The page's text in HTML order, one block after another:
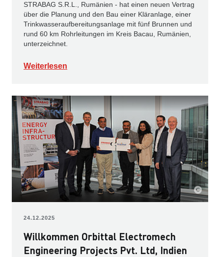
STRABAG S.R.L., Rumänien - hat einen neuen Vertrag
über die Planung und den Bau einer Kläranlage, einer
Trinkwasseraufbereitungsanlage mit fünf Brunnen und
rund 60 km Rohrleitungen im Kreis Bacau, Rumänien,
unterzeichnet.
Weiterlesen
24.12.2025
Willkommen Orbittal Electromech
Engineering Projects Pvt. Ltd, Indien